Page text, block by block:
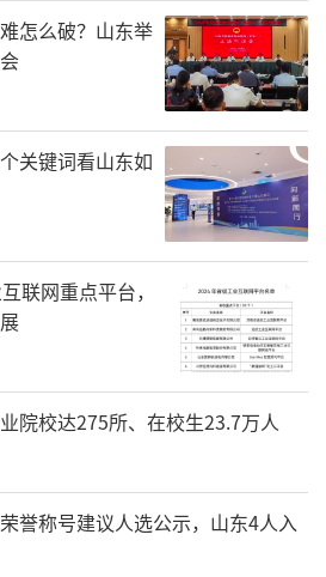
怎么破？山东举
关键词看山东如
联网重点平台，
院校达275所、在校生23.7万人
誉称号建议人选公示，山东4人入